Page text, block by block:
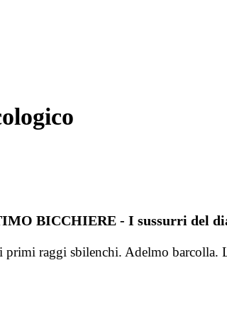
BICCHIERE - I sussurri del
primi raggi sbilenchi. Adelmo